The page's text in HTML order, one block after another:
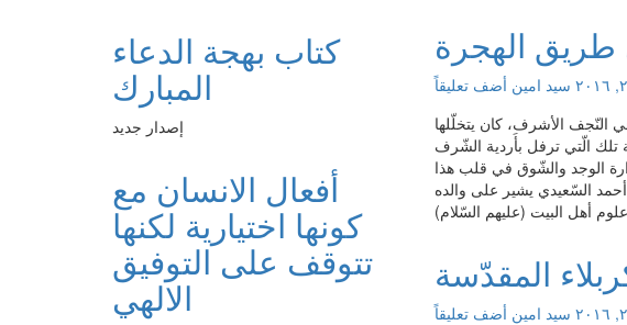
الهجرة
سید امین أضف تعليقاً
النّجف الأشرف، كان يتخلّلها
تلك الّتي ترفل بأَردية الشّرف
الوجد والشّوق في قلب هذا
السّعيدي يشير على والده
المقدّسة
سید امین أضف تعليقاً
كتاب بهجة الدعاء
المبارك
إصدار جديد
أفعال الانسان مع
كونها اختيارية لكنها
تتوقف على التوفيق
الالهي